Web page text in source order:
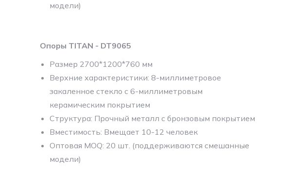
модели)
Опоры TITAN - DT9065
Размер 2700*1200*760 мм
Верхние характеристики: 8-миллиметровое
закаленное стекло с 6-миллиметровым
керамическим покрытием
Структура: Прочный металл с бронзовым покрытием
Вместимость: Вмещает 10-12 человек
Оптовая MOQ: 20 шт. (поддерживаются смешанные
модели)